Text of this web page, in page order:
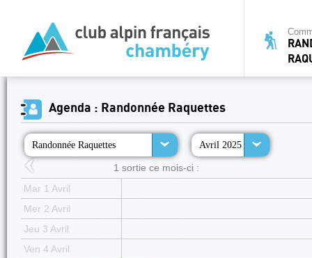
Agenda : Randonnée Raquettes
Randonnée Raquettes Avril 2025
1 sortie ce mois-ci :
Mar 1 Avril
Mer 2 Avril
Jeu 3 Avril
Ven 4 Avril